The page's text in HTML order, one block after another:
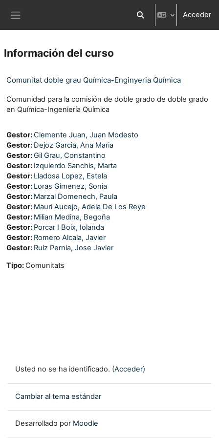
Selector de búsqueda
Acceder
Información del curso
Comunitat doble grau Química-Enginyeria Química
Comunidad para la comisión de doble grado de doble grado
en Química-Ingeniería Química
Gestor:Clemente Juan, Juan Modesto
Gestor: Dejoz Garcia, Ana Maria
Gestor:Gil Grau, Constantino
Gestor: Izquierdo Sanchis, Marta
Gestor: Lladosa Lopez, Estela
Gestor: Loras Gimenez, Sonia
Gestor: Marzal Domenech, Paula
Gestor: Mauri Aucejo, Adela De Los Reye
Gestor: Milian Medina, Begoña
Gestor: Porcar I Boix, Iolanda
Gestor: Romero Alcala, Javier
Gestor: Ruiz Pernia, Jose Javier
Tipo: Comunitats
Usted no se ha identificado. (Acceder)
Cambiar al tema estándar
Desarrollado por Moodle